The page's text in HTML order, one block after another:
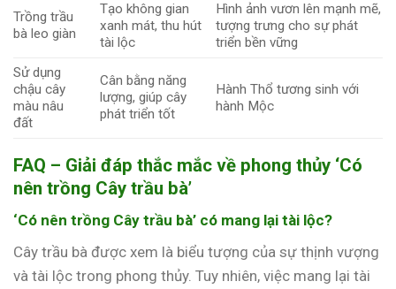
Trồng trầu
bà leo giàn
Tạo không gian
xanh mát, thu hút
tài lộc
Hình ảnh vươn lên mạnh mẽ,
tượng trưng cho sự phát
triển bền vững
Sử dụng
chậu cây
màu nâu
đất
Cân bằng năng
lượng, giúp cây
phát triển tốt
Hành Thổ tương sinh với
hành Mộc
FAQ – Giải đáp thắc mắc về phong thủy ‘Có
nên trồng Cây trầu bà’
‘Có nên trồng Cây trầu bà’ có mang lại tài lộc?
Cây trầu bà được xem là biểu tượng của sự thịnh vượng
và tài lộc trong phong thủy. Tuy nhiên, việc mang lại tài